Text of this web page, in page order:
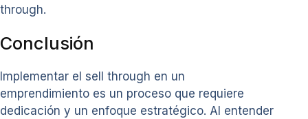
through.
Conclusión
Implementar el sell through en un
emprendimiento es un proceso que requiere
dedicación y un enfoque estratégico. Al entender